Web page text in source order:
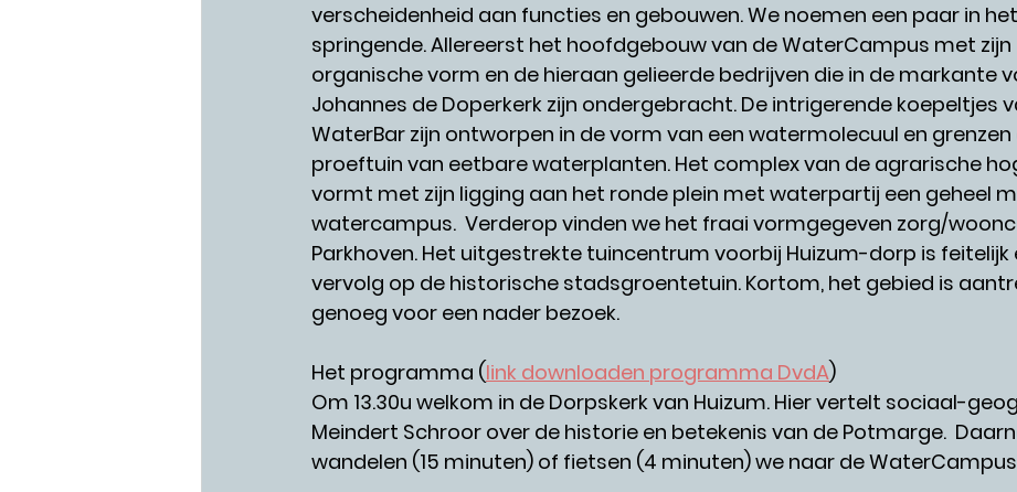
verscheidenheid aan functies en gebouwen. We noemen een paar in
springende. Allereerst het hoofdgebouw van de WaterCampus met zijn
organische vorm en de hieraan gelieerde bedrijven die in de markante
Johannes de Doperkerk zijn ondergebracht. De intrigerende koepeltjes
WaterBar zijn ontworpen in de vorm van een watermolecuul en grenzen
proeftuin van eetbare waterplanten. Het complex van de agrarische
vormt met zijn ligging aan het ronde plein met waterpartij een geheel
watercampus.  Verderop vinden we het fraai vormgegeven zorg/
Parkhoven. Het uitgestrekte tuincentrum voorbij Huizum-dorp is feitelijk
vervolg op de historische stadsgroentetuin. Kortom, het gebied is
genoeg voor een nader bezoek.
Het programma (link downloaden programma DvdA)
Om 13.30u welkom in de Dorpskerk van Huizum. Hier vertelt sociaal-
Meindert Schroor over de historie en betekenis van de Potmarge.
wandelen (15 minuten) of fietsen (4 minuten) we naar de